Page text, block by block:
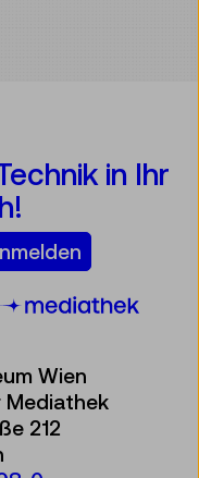
in Ihr
Wien
Mediathek
212